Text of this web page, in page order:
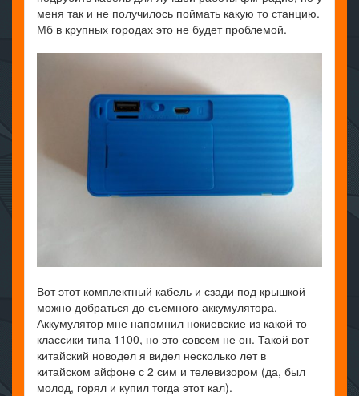
меня так и не получилось поймать какую то станцию.
Мб в крупных городах это не будет проблемой.
Вот этот комплектный кабель и сзади под крышкой
можно добраться до съемного аккумулятора.
Аккумулятор мне напомнил нокиевские из какой то
классики типа 1100, но это совсем не он. Такой вот
китайский новодел я видел несколько лет в
китайском айфоне с 2 сим и телевизором (да, был
молод, горял и купил тогда этот кал).